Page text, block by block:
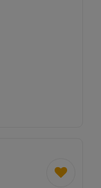
dodaj